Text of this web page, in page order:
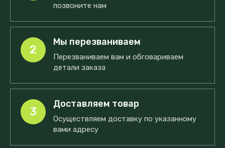
позвоните нам
2
Мы перезваниваем
Перезваниваем вам и обговариваем
детали заказа
3
Доставляем товар
Осуществляем доставку по указанному
вами адресу